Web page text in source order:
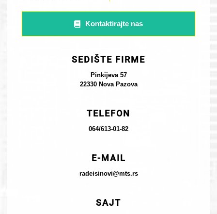
Kontaktirajte nas
SEDIŠTE FIRME
Pinkijeva 57
22330 Nova Pazova
TELEFON
064/613-01-82
E-MAIL
radeisinovi@mts.rs
SAJT